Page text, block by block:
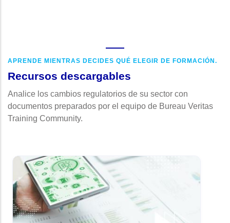
APRENDE MIENTRAS DECIDES QUÉ ELEGIR DE FORMACIÓN.
Recursos descargables
Analice los cambios regulatorios de su sector con
documentos preparados por el equipo de Bureau Veritas
Training Community.